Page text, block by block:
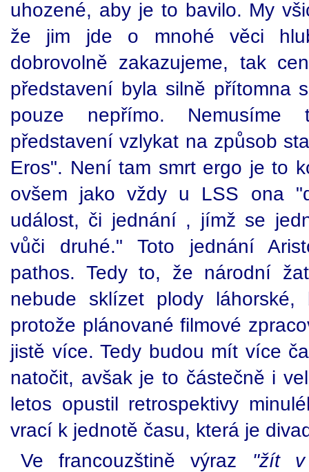
uhozené, aby je to bavilo. My
že jim jde o mnohé věci
dobrovolně zakazujeme, tak
představení byla silně přítomna
pouze nepřímo.
představení vzlykat na způsob
Eros". Není tam smrt ergo je to
ovšem jako vždy u LSS ona
událost, či jednání , jímž se
vůči druhé." Toto jednání
pathos. Tedy to, že národní
nebude sklízet plody
protože plánované filmové
jistě více. Tedy budou mít více
natočit, avšak je to částečně i
letos opustil retrospektivy
vrací k jednotě času, která je
Ve francouzštině výraz "žít v